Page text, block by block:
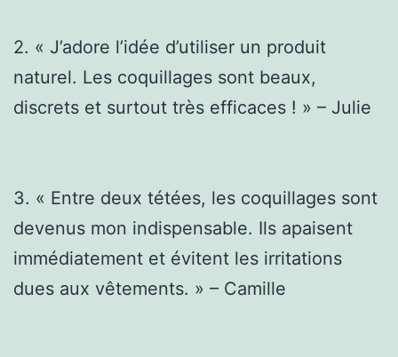
2. « J’adore l’idée d’utiliser un produit
naturel. Les coquillages sont beaux,
discrets et surtout très efficaces ! » – Julie
3. « Entre deux tétées, les coquillages sont
devenus mon indispensable. Ils apaisent
immédiatement et évitent les irritations
dues aux vêtements. » – Camille